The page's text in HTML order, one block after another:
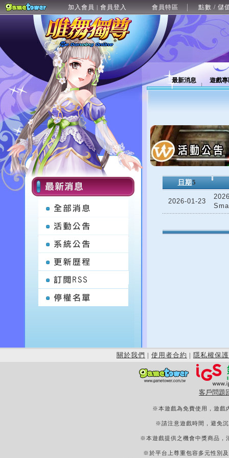
加入會員 | 會員登入 會員特區 點數 / 儲
最新消息 遊戲
日期 5
2026-01-23
關於我們 | 使用者合約 | 隱私權保護
客戶問題
※本遊戲為免費使用，遊戲
※請注意遊戲時間，避免
※本遊戲提供之機會中獎商品，
※於平台上尊重包容多元性別